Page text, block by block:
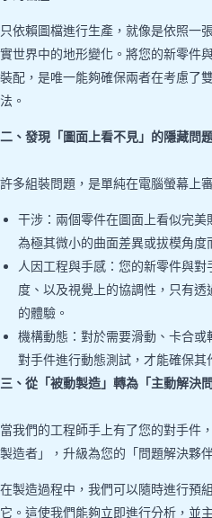
只依賴圖檔進行生產，就像是依照一
實世界中的地形變化。將您的新零件
裝配，是唯一能夠確保兩者在考慮了
法。
二、發現「圖面上看不見」的隱藏問
許多組裝問題，是單純在電腦螢幕上
干涉：兩個零件在圖面上看似完
為極其微小的曲面差異或拔模角度
人因工程與手感：您的新零件與
度、以及視覺上的協調性，只有
的體驗。
機構動態：對於需要滑動、卡合
對手件進行動態測試，才能確保其
三、從「被動製造」轉為「主動解決問
當我們的工程師手上有了您的對手件
製造者」，升級為您的「問題解決夥
在製造過程中，我們可以隨時進行預
它。這使我們能夠立即進行分析，並